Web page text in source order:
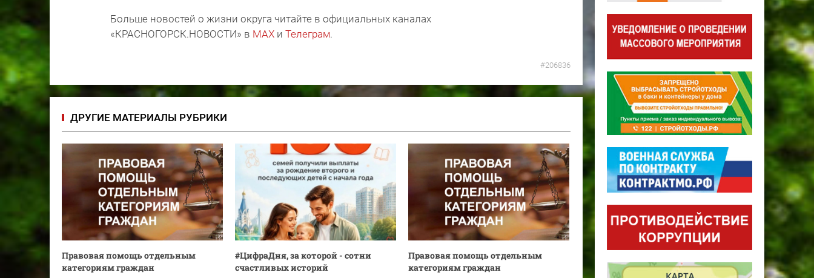
Больше новостей о жизни округа читайте в официальных каналах
«КРАСНОГОРСК.НОВОСТИ» в MAX и Телеграм.
#206836
ДРУГИЕ МАТЕРИАЛЫ РУБРИКИ
Правовая помощь отдельным
категориям граждан
#ЦифраДня, за которой - сотни
счастливых историй
Правовая помощь отдельным
категориям граждан